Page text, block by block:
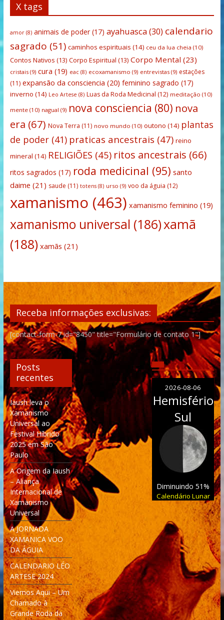
X tags
amor(8) animais de poder(17) ayahuasca(30) calendario
sagrado (51) caminhos espirituais (14) ceu da lua cheia (10)
Contos Nativos (13) Corpo Espiritual (13) Corpo Mental (23)
cristais(9) cura (19) eac(8) ecoxamanismo (9) entrevistas(9) estações
(11) expansão da consciencia (20) feminino sagrado (17)
inverno (14) Leo Artese (8) Luas da Roda Medicinal (12) meditação (10)
mente(10) nagual (9) nova consciencia (80) nova
era (67) Nova Terra (11) novo mundo (10) outono (14) plantas
de poder(41) praticas ancestrais (47) reino
mineral (14) RELIGIÕES (45) ritos ancestrais (66)
ritos sagrados (17) roda medicinal (95) santo
daime (21) saude (11) totens(8) urso (9) voo da águia (12)
xamanismo (463) xamanismo feminino (19)
xamanismo universal (186)xamã
(188) xamãs (21)
Receba informações exclusivas:
[contact-form-7 id="8450" title="Formulário de contato 1"]
Posts
recentes
Iaush leva o
Xamanismo
Universal ao
Festival Híbrido
2025 em São
Paulo
A Origem da Iaush
– Aliança
Internacional de
Xamanismo
Universal
A JORNADA
XAMANICA VOO
DA ÁGUIA
CALENDARIO LÉO
ARTESE 2024
Viemos Aqui – Um
Chamado à
Grande Roda da
2026-08-06
Hemisfério
Sul
Diminuindo 51%
Calendário Lunar